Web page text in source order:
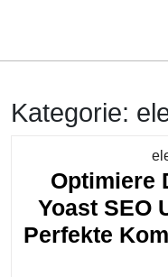
Kategorie:
Optimiere
Yoast SEO
Perfekte